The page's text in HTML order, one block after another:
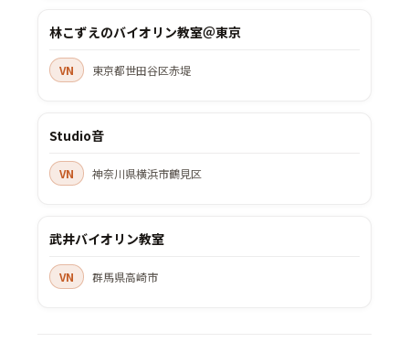
林こずえのバイオリン教室＠東京
VN 東京都世田谷区赤堤
Studio音
VN 神奈川県横浜市鶴見区
武井バイオリン教室
VN 群馬県高崎市